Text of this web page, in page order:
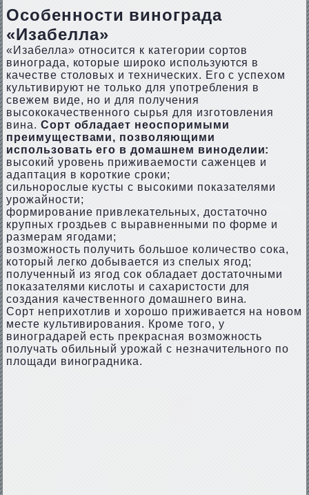
Особенности винограда
«Изабелла»
«Изабелла» относится к категории сортов
винограда, которые широко используются в
качестве столовых и технических. Его с успехом
культивируют не только для употребления в
свежем виде, но и для получения
высококачественного сырья для изготовления
вина. Сорт обладает неоспоримыми
преимуществами, позволяющими
использовать его в домашнем виноделии:
высокий уровень приживаемости саженцев и
адаптация в короткие сроки;
сильнорослые кусты с высокими показателями
урожайности;
формирование привлекательных, достаточно
крупных гроздьев с выравненными по форме и
размерам ягодами;
возможность получить большое количество сока,
который легко добывается из спелых ягод;
полученный из ягод сок обладает достаточными
показателями кислоты и сахаристости для
создания качественного домашнего вина.
Сорт неприхотлив и хорошо приживается на новом
месте культивирования. Кроме того, у
виноградарей есть прекрасная возможность
получать обильный урожай с незначительного по
площади виноградника.